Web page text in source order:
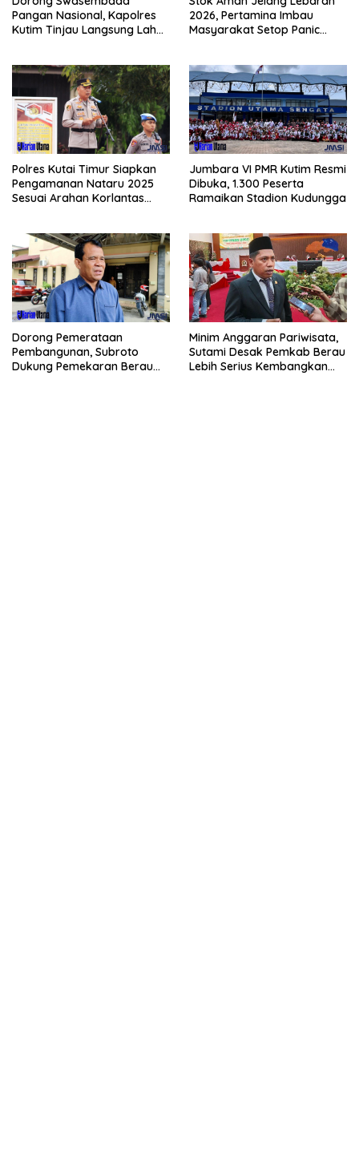
Pangan Nasional, Kapolres
Kutim Tinjau Langsung Lahan
2026, Pertamina Imbau
Masyarakat Setop Panic
Polres Kutai Timur Siapkan
Pengamanan Nataru 2025
Sesuai Arahan Korlantas
Jumbara VI PMR Kutim Resmi
Dibuka, 1.300 Peserta
Ramaikan Stadion Kudungga
Dorong Pemerataan
Pembangunan, Subroto
Dukung Pemekaran Berau
Minim Anggaran Pariwisata,
Sutami Desak Pemkab Berau
Lebih Serius Kembangkan